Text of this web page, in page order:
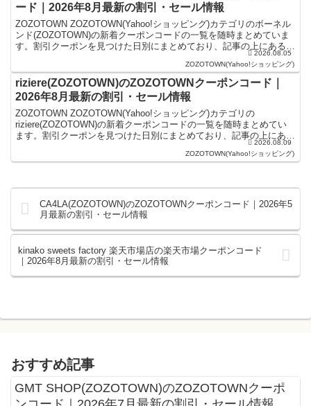
ード｜2026年8月最新の割引・セール情報
ZOZOTOWN ZOZOTOWN(Yahoo!ショッピング)カテゴリのボーネル
ンド(ZOZOTOWN)の新着クーポンコードの一覧を随時まとめていま
す。割引クーポンを見つけた日別にまとめており、記事の上にあるも
2026.08.05
ZOZOTOWN(Yahoo!ショッピング)
riziere(ZOZOTOWN)のZOZOTOWNクーポンコード｜
2026年8月最新の割引・セール情報
ZOZOTOWN ZOZOTOWN(Yahoo!ショッピング)カテゴリの
riziere(ZOZOTOWN)の新着クーポンコードの一覧を随時まとめてい
ます。割引クーポンを見つけた日別にまとめており、記事の上にある
2026.08.09
ZOZOTOWN(Yahoo!ショッピング)
CA4LA(ZOZOTOWN)のZOZOTOWNクーポンコード｜2026年5
月最新の割引・セール情報
kinako sweets factory 楽天市場店の楽天市場クーポンコード
｜2026年8月最新の割引・セール情報
おすすめ記事
GMT SHOP(ZOZOTOWN)のZOZOTOWNクーポ